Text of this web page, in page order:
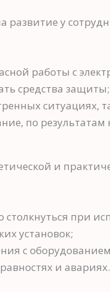
у
работы с
средства защиты;
ситуациях,
по
и
при
установок;
с
и авариях.